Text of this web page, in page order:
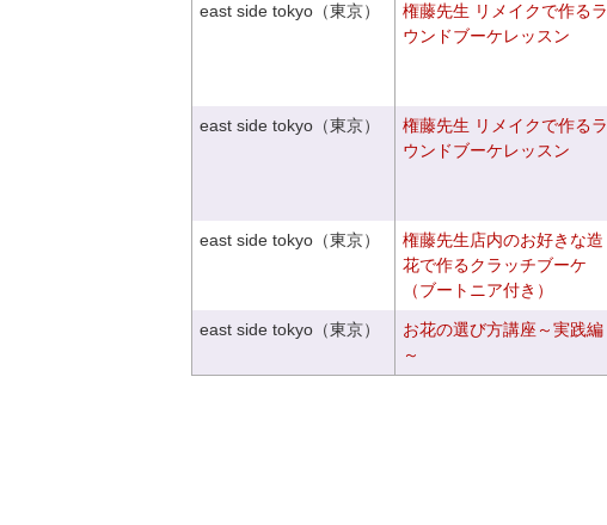
east side tokyo（東京）
権藤先生 リメイクで作るラ
ウンドブーケレッスン
east side tokyo（東京）
権藤先生 リメイクで作るラ
ウンドブーケレッスン
east side tokyo（東京）
権藤先生店内のお好きな造
花で作るクラッチブーケ
（ブートニア付き）
east side tokyo（東京）
お花の選び方講座～実践編
～